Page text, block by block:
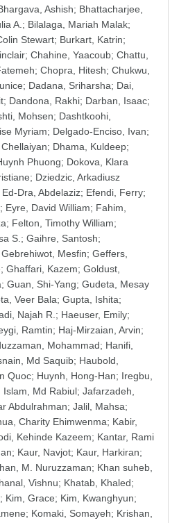
Ashish; Bhattacharjee,
A. ; Bilalaga, Mariah Malak;
Stewart; Burkart, Katrin;
; Chahine, Yaacoub; Chattu,
; Chopra, Hitesh; Chukwu,
; Dadana, Sriharsha; Dai,
; Dandona, Rakhi; Darban, Isaac;
Mohsen; Dashtkoohi,
Myriam; Delgado-Enciso, Ivan;
; Dhama, Kuldeep;
Phuong; Dokova, Klara
; Dziedzic, Arkadiusz
Ed-Dra, Abdelaziz; Efendi, Ferry;
; Eyre, David William; Fahim,
; Felton, Timothy William;
S. ; Gaihre, Santosh;
Gebrehiwot, Mesfin; Geffers,
; Ghaffari, Kazem; Goldust,
; Guan, Shi-Yang; Gudeta, Mesay
Veer Bala; Gupta, Ishita;
Najah R. ; Haeuser, Emily;
Ramtin; Haj-Mirzaian, Arvin;
Mohammad; Hanifi,
Md Saquib; Haubold,
Quoc; Huynh, Hong-Han; Iregbu,
Islam, Md Rabiul; Jafarzadeh,
Abdulrahman; Jalil, Mahsa;
Charity Ehimwenma; Kabir,
Kehinde Kazeem; Kantar, Rami
; Kaur, Navjot; Kaur, Harkiran;
M. Nuruzzaman; Khan suheb,
Vishnu; Khatab, Khaled;
; Kim, Grace; Kim, Kwanghyun;
; Komaki, Somayeh; Krishan,